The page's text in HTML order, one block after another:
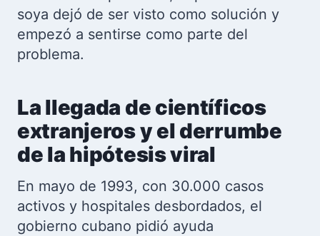
soya dejó de ser visto como solución y
empezó a sentirse como parte del
problema.
La llegada de científicos
extranjeros y el derrumbe
de la hipótesis viral
En mayo de 1993, con 30.000 casos
activos y hospitales desbordados, el
gobierno cubano pidió ayuda